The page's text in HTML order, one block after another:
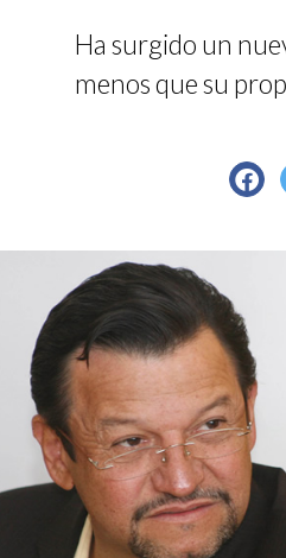
Ha surgido un
menos que su